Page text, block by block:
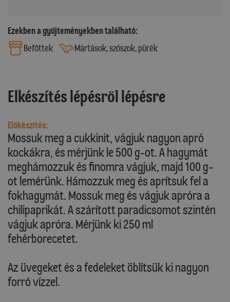
Ezekben a gyűjteményekben található:
Befőttek
Mártások, szószok, pürék
Elkészítés lépésről lépésre
Előkészítés:
Mossuk meg a cukkinit, vágjuk nagyon apró
kockákra, és mérjünk le 500 g-ot. A hagymát
meghámozzuk és finomra vágjuk, majd 100 g-
ot lemérünk. Hámozzuk meg és aprítsuk fel a
fokhagymát. Mossuk meg és vágjuk apróra a
chilipaprikát. A szárított paradicsomot szintén
vágjuk apróra. Mérjünk ki 250 ml
fehérborecetet.
Az üvegeket és a fedeleket öblítsük ki nagyon
forró vízzel.